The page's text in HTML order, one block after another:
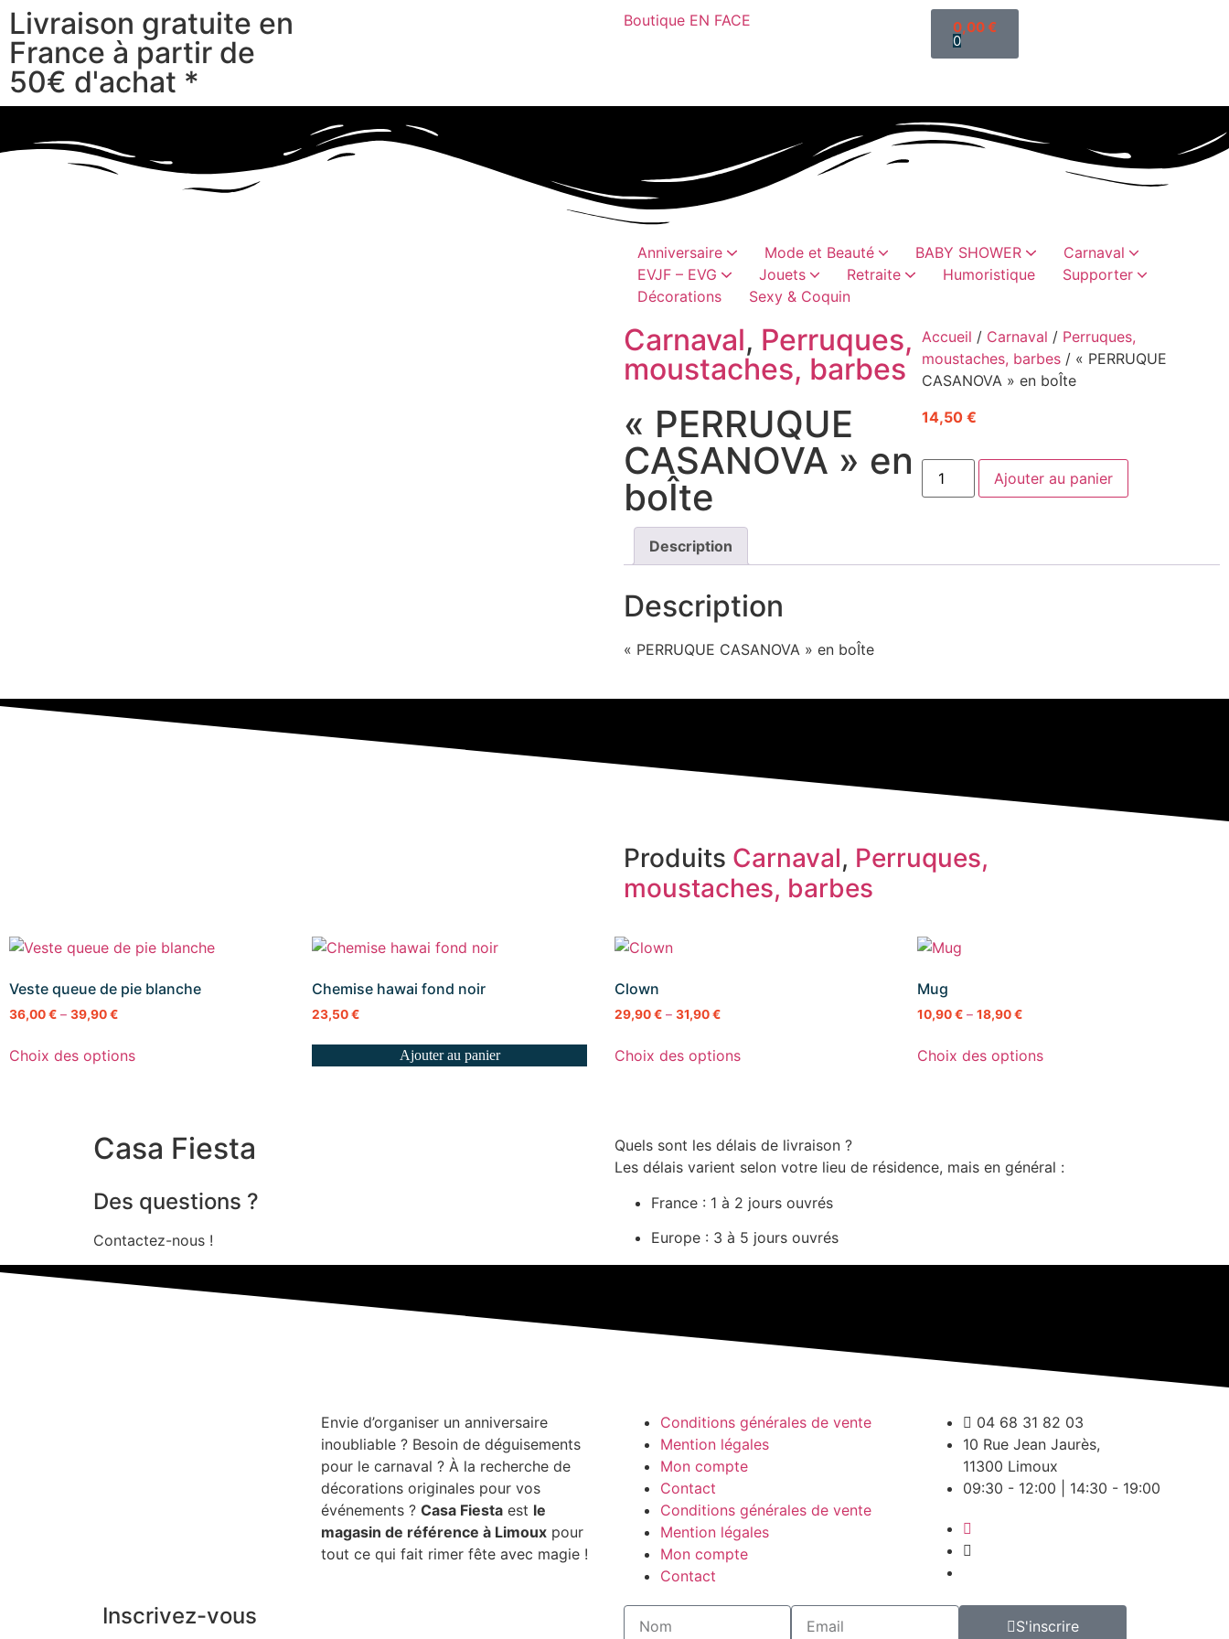
Livraison gratuite en
France à partir de
50€ d'achat *
Boutique EN FACE 0,00€
0
Anniversaire Mode et Beauté BABY SHOWER Carnaval
EVJF – EVG Jouets Retraite Humoristique
Supporter
Décorations
Sexy & Coquin
Carnaval, Perruques,
moustaches, barbes
Accueil / Carnaval / Perruques,
moustaches, barbes / « PERRUQUE
CASANOVA » en boÎte
« PERRUQUE
CASANOVA » en
boÎte
14,50 €
Ajouter au panier
Description
Description
« PERRUQUE CASANOVA » en boÎte
Produits Carnaval, Perruques,
moustaches, barbes
Veste queue de pie blanche
36,00€ – 39,90€
Choix des options
Chemise hawai fond noir
23,50€
Ajouter au panier
Clown
29,90€ – 31,90€
Choix des options
Mug
10,90€ – 18,90€
Choix des options
Casa Fiesta
Des questions ?
Contactez-nous !
Quels sont les délais de livraison ?
Les délais varient selon votre lieu de résidence, mais en général :
France : 1 à 2 jours ouvrés
Europe : 3 à 5 jours ouvrés
Envie d’organiser un anniversaire
inoubliable ? Besoin de déguisements
pour le carnaval ? À la recherche de
décorations originales pour vos
événements ? Casa Fiesta est le
magasin de référence à Limoux pour
tout ce qui fait rimer fête avec magie !
Conditions générales de vente
Mention légales
Mon compte
Contact
Conditions générales de vente
Mention légales
Mon compte
Contact
04 68 31 82 03
10 Rue Jean Jaurès,
11300 Limoux
09:30 - 12:00 | 14:30 - 19:00
Inscrivez-vous S'inscrire